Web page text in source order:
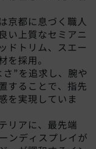
京都に息づく職人
い上質なセミアニ
ドトリム、スエー
を採用。
”を追求し、腕や
することで、指先
を実現していま
リアに、最先端
ンディスプレイが